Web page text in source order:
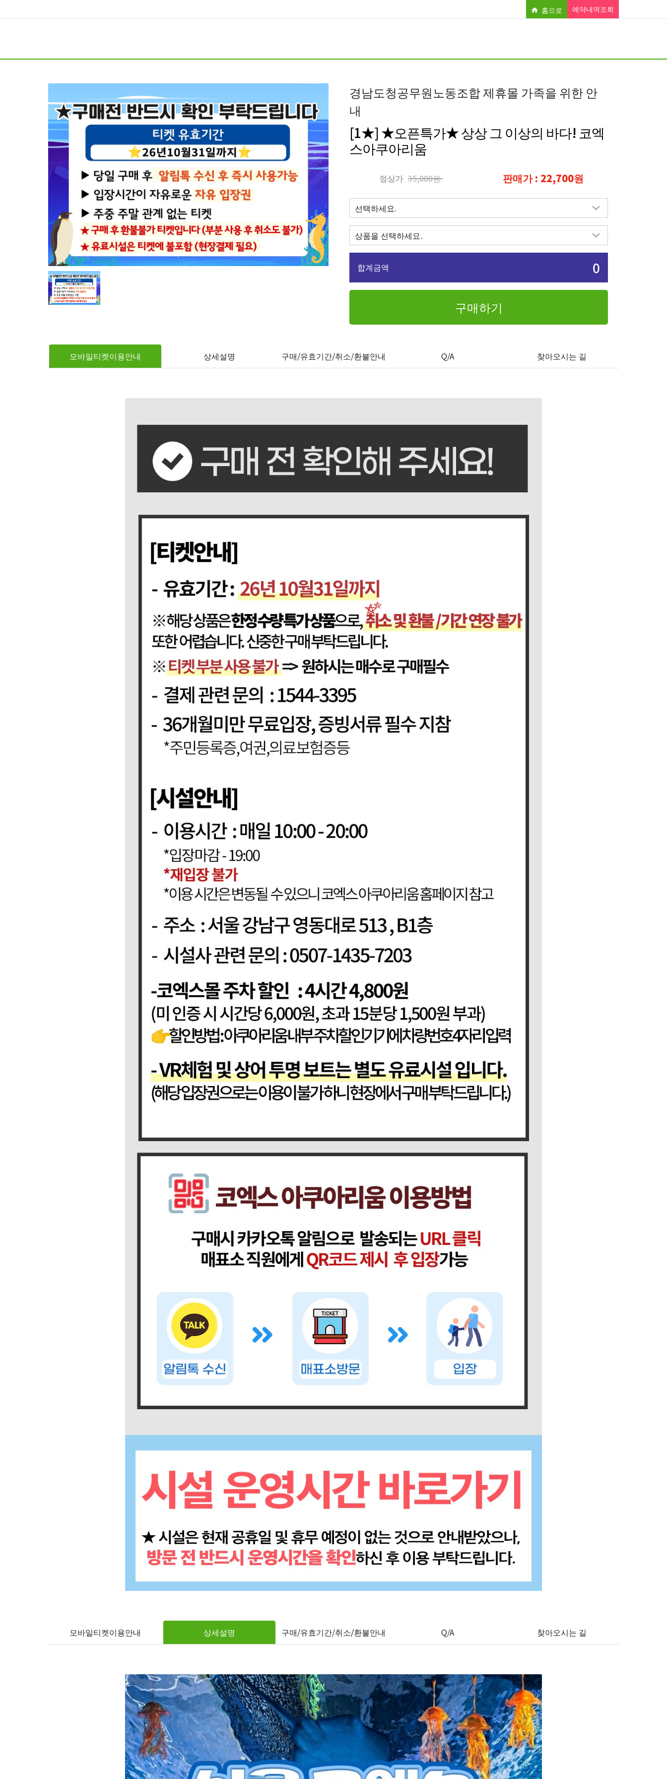
홈으로 예약내역조회
경남도청공무원노동조합 제휴몰 가족을 위한 안
내
[1★] ★오픈특가★ 상상 그 이상의 바다! 코엑
스아쿠아리움
정상가 35,000원 판매가 : 22,700원
합계금액 0
구매하기
모바일티켓이용안내 상세설명 구매/유효기간/취소/환불안내 Q/A 찾아오시는 길
모바일티켓이용안내 상세설명 구매/유효기간/취소/환불안내 Q/A 찾아오시는 길